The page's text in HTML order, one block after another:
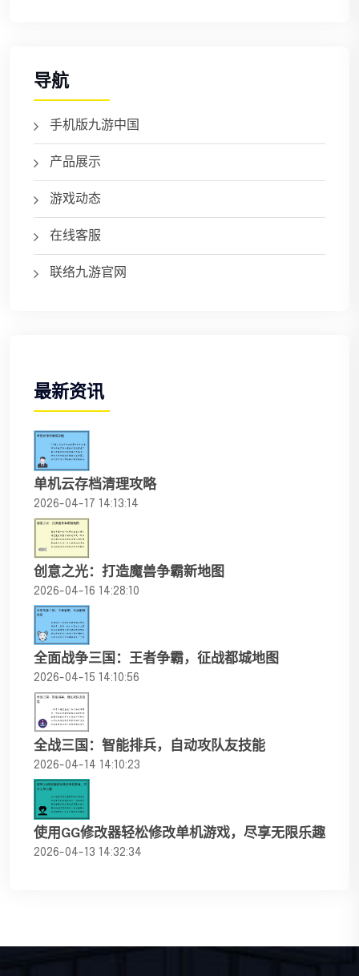
导航
手机版九游中国
产品展示
游戏动态
在线客服
联络九游官网
最新资讯
单机云存档清理攻略
2026-04-17 14:13:14
创意之光：打造魔兽争霸新地图
2026-04-16 14:28:10
全面战争三国：王者争霸，征战都城地图
2026-04-15 14:10:56
全战三国：智能排兵，自动攻队友技能
2026-04-14 14:10:23
使用GG修改器轻松修改单机游戏，尽享无限乐趣
2026-04-13 14:32:34